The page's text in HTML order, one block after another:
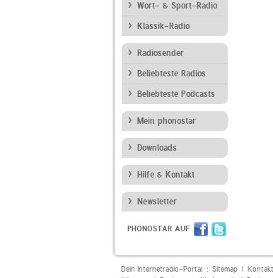
Wort- & Sport-Radio
Klassik-Radio
Radiosender
Beliebteste Radios
Beliebteste Podcasts
Mein phonostar
Downloads
Hilfe & Kontakt
Newsletter
PHONOSTAR AUF
Dein Internetradio-Portal : Sitemap| Kontakt